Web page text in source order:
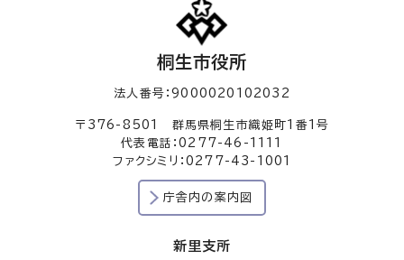
桐生市役所
法人番号：9000020102032
〒376-8501 群馬県桐生市織姫町1番1号
代表電話：0277-46-1111
ファクシミリ：0277-43-1001
庁舎内の案内図
新里支所